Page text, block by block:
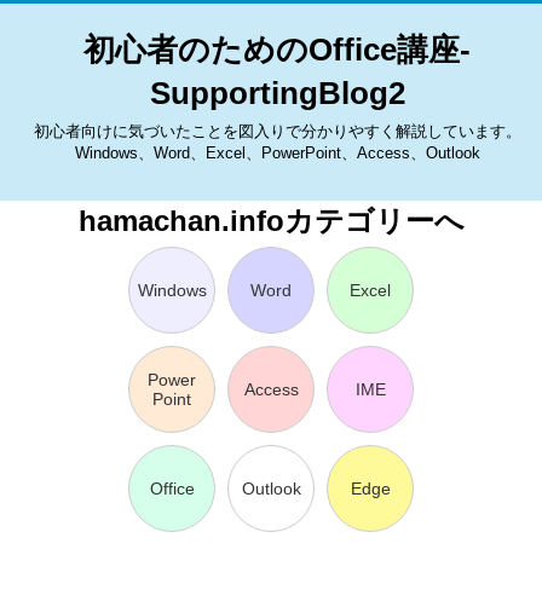
初心者のためのOffice講座-
SupportingBlog2
初心者向けに気づいたことを図入りで分かりやすく解説しています。
Windows、Word、Excel、PowerPoint、Access、Outlook
hamachan.infoカテゴリーへ
Windows Word Excel
Power
Point
Access IME
Office Outlook Edge